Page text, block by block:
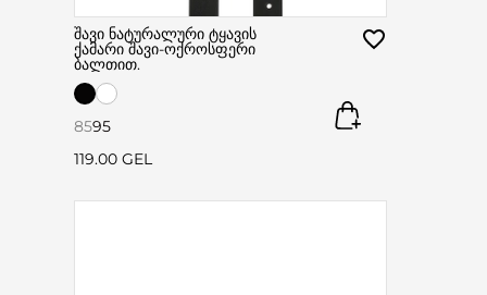
შავი ნატურალური ტყავის
ქამარი შავი-ოქროსფერი
ბალთით.
8595
119.00 GEL